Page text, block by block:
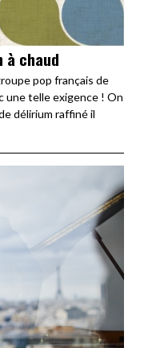
à chaud
pop français de
une telle exigence ! On
délirium raffiné il